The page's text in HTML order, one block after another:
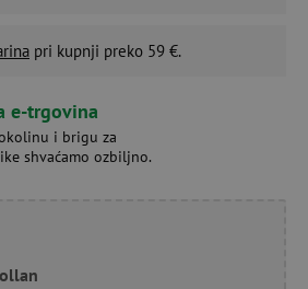
pri kupnji preko 59 €.
e-trgovina
i brigu za
shvaćamo ozbiljno.